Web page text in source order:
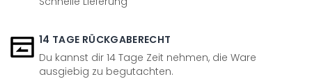
14 TAGE RÜCKGABERECHT
Du kannst dir 14 Tage Zeit nehmen, die Ware
ausgiebig zu begutachten.